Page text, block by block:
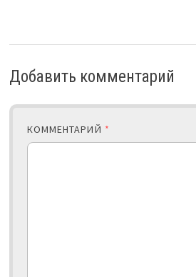
Добавить комментарий
КОММЕНТАРИЙ *